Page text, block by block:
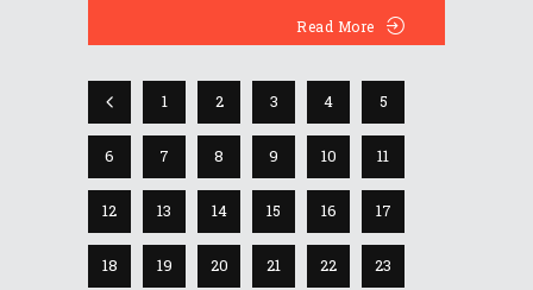
Read More
1 2 3 4 5
6 7 8 9 10 11
12 13 14 15 16 17
18 19 20 21 22 23